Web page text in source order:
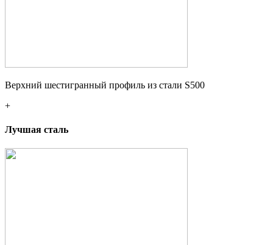
Верхний шестигранный профиль из стали S500
+
Лучшая сталь